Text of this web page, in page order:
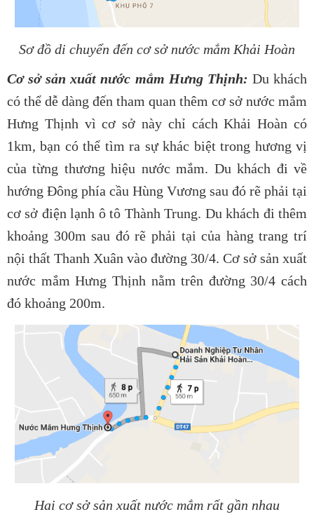
Sơ đồ di chuyển đến cơ sở nước mắm Khải Hoàn
Cơ sở sản xuất nước mắm Hưng Thịnh: Du khách
có thể dễ dàng đến tham quan thêm cơ sở nước mắm
Hưng Thịnh vì cơ sở này chỉ cách Khải Hoàn có
1km, bạn có thể tìm ra sự khác biệt trong hương vị
của từng thương hiệu nước mắm. Du khách đi về
hướng Đông phía cầu Hùng Vương sau đó rẽ phải tại
cơ sở điện lạnh ô tô Thành Trung. Du khách đi thêm
khoảng 300m sau đó rẽ phải tại của hàng trang trí
nội thất Thanh Xuân vào đường 30/4. Cơ sở sản xuất
nước mắm Hưng Thịnh nằm trên đường 30/4 cách
đó khoảng 200m.
Hai cơ sở sản xuất nước mắm rất gần nhau